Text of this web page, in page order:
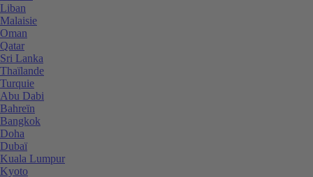
Liban
Malaisie
Oman
Qatar
Sri Lanka
Thaïlande
Turquie
Abu Dabi
Bahreïn
Bangkok
Doha
Dubaï
Kuala Lumpur
Kyoto